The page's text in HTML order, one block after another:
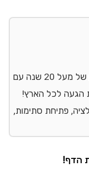
אינסטלטור יצאת צדיק בעל ניסיון של מעל 20 שנה עם
עד 20 דקות הגעה לכל הארץ!
פתיחת סתימות,